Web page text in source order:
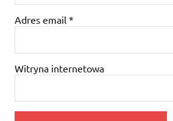
Adres email *
Witryna internetowa